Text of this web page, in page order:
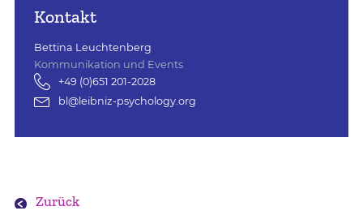
Kontakt
Bettina Leuchtenberg
Kommunikation und Events
+49 (0)651 201-2028
bl@leibniz-psychology.org
Zurück